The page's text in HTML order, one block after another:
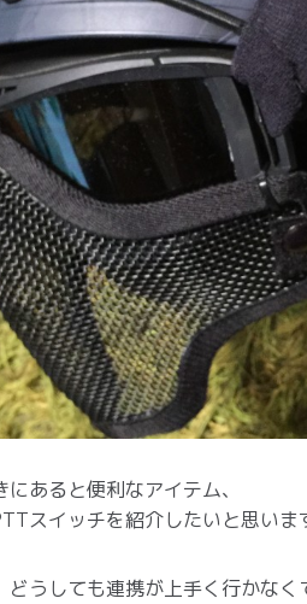
あると便利なアイテム、
スイッチを紹介したいと思いま
うしても連携が上手く行かなく